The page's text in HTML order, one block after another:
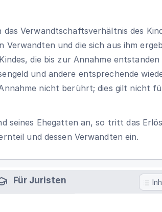
Verwandtschaftsverhältnis des
Verwandten und die sich aus ihm
die bis zur Annahme entstanden
und andere entsprechende
nicht berührt; dies gilt nicht
seines Ehegatten an, so tritt das
und dessen Verwandten ein.
Für Juristen